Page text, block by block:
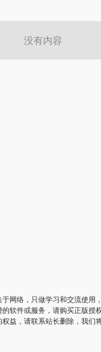
没有内容
网络，只做学习和交流使用
软件或服务，请购买正版授
益，请联系站长删除，我们